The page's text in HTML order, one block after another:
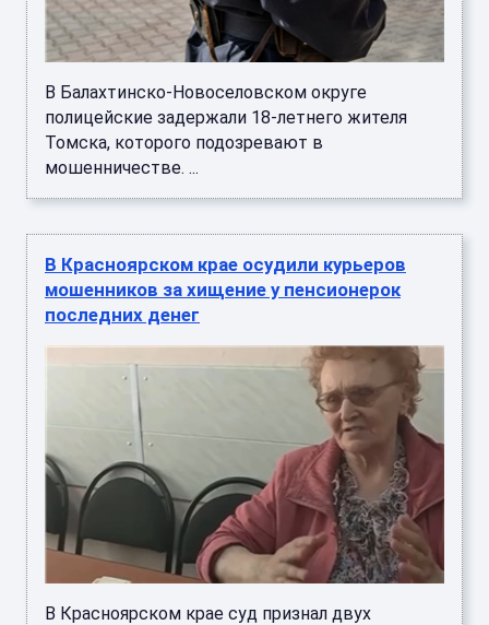
В Балахтинско-Новоселовском округе
полицейские задержали 18-летнего жителя
Томска, которого подозревают в
мошенничестве. ...
В Красноярском крае осудили курьеров
мошенников за хищение у пенсионерок
последних денег
В Красноярском крае суд признал двух